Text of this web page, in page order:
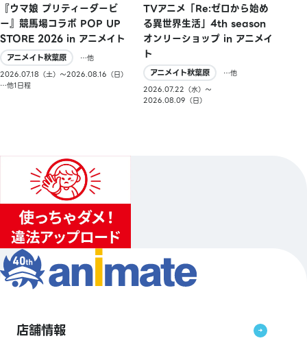
『ウマ娘 プリティーダービ
ー』競馬場コラボ POP UP
STORE 2026 in アニメイト
アニメイト秋葉原
…他
2026.07.18（土）〜2026.08.16（日）
…他1日程
TVアニメ「Re:ゼロから始め
る異世界生活」4th season
オンリーショップ in アニメイ
ト
アニメイト秋葉原
…他
2026.07.22（水）〜
2026.08.09（日）
店舗情報